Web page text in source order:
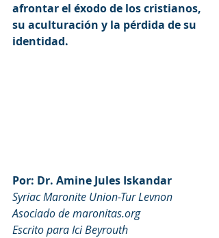
afrontar el éxodo de los cristianos,
su aculturación y la pérdida de su
identidad.
Por: Dr. Amine Jules Iskandar
Syriac Maronite Union-Tur Levnon
Asociado de maronitas.org
Escrito para Ici Beyrouth